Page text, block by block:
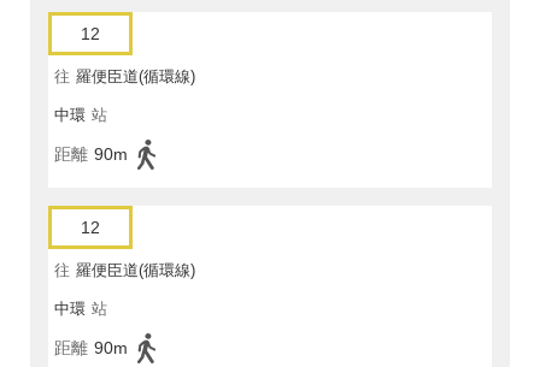
12
往 羅便臣道(循環線)
中環 站
距離 90m
12
往 羅便臣道(循環線)
中環 站
距離 90m